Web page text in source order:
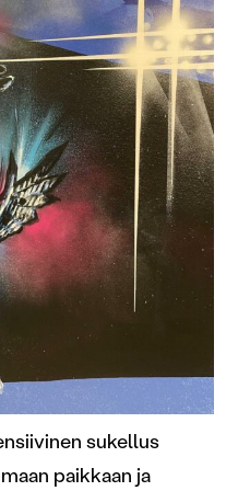
voivat yhdistää näitä
antanut heille tai joita on
palvelujaan.
sukellus
paikkaan ja